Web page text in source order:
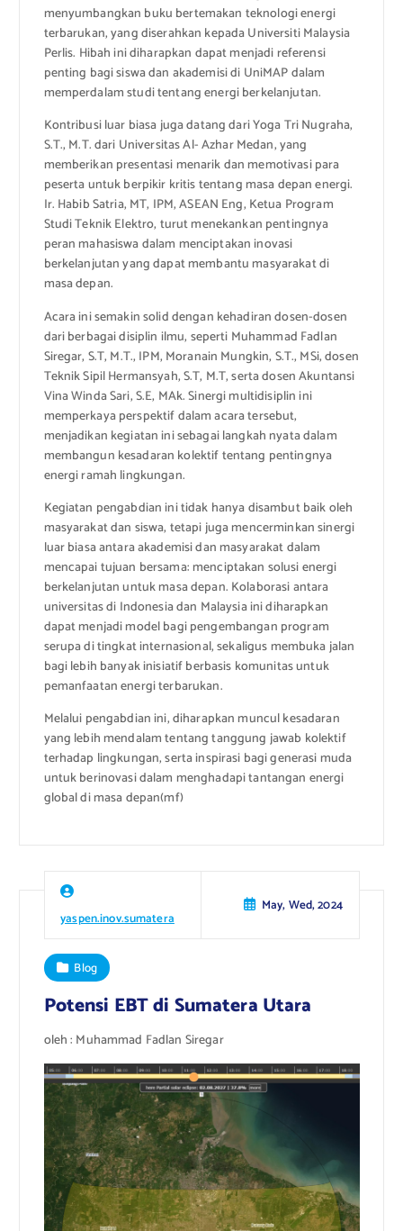
menyumbangkan buku bertemakan teknologi energi
terbarukan, yang diserahkan kepada Universiti Malaysia
Perlis. Hibah ini diharapkan dapat menjadi referensi
penting bagi siswa dan akademisi di UniMAP dalam
memperdalam studi tentang energi berkelanjutan.
Kontribusi luar biasa juga datang dari Yoga Tri Nugraha,
S.T., M.T. dari Universitas Al- Azhar Medan, yang
memberikan presentasi menarik dan memotivasi para
peserta untuk berpikir kritis tentang masa depan energi.
Ir. Habib Satria, MT, IPM, ASEAN Eng, Ketua Program
Studi Teknik Elektro, turut menekankan pentingnya
peran mahasiswa dalam menciptakan inovasi
berkelanjutan yang dapat membantu masyarakat di
masa depan.
Acara ini semakin solid dengan kehadiran dosen-dosen
dari berbagai disiplin ilmu, seperti Muhammad Fadlan
Siregar, S.T, M.T., IPM, Moranain Mungkin, S.T., MSi, dosen
Teknik Sipil Hermansyah, S.T, M.T, serta dosen Akuntansi
Vina Winda Sari, S.E, MAk. Sinergi multidisiplin ini
memperkaya perspektif dalam acara tersebut,
menjadikan kegiatan ini sebagai langkah nyata dalam
membangun kesadaran kolektif tentang pentingnya
energi ramah lingkungan.
Kegiatan pengabdian ini tidak hanya disambut baik oleh
masyarakat dan siswa, tetapi juga mencerminkan sinergi
luar biasa antara akademisi dan masyarakat dalam
mencapai tujuan bersama: menciptakan solusi energi
berkelanjutan untuk masa depan. Kolaborasi antara
universitas di Indonesia dan Malaysia ini diharapkan
dapat menjadi model bagi pengembangan program
serupa di tingkat internasional, sekaligus membuka jalan
bagi lebih banyak inisiatif berbasis komunitas untuk
pemanfaatan energi terbarukan.
Melalui pengabdian ini, diharapkan muncul kesadaran
yang lebih mendalam tentang tanggung jawab kolektif
terhadap lingkungan, serta inspirasi bagi generasi muda
untuk berinovasi dalam menghadapi tantangan energi
global di masa depan(mf)
yaspen.inov.sumatera
May, Wed, 2024
Blog
Potensi EBT di Sumatera Utara
oleh : Muhammad Fadlan Siregar